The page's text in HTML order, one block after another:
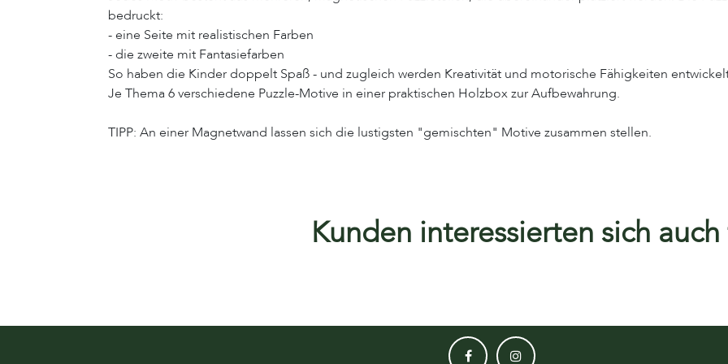
bedruckt:
- eine Seite mit realistischen Farben
- die zweite mit Fantasiefarben
So haben die Kinder doppelt Spaß - und zugleich werden Kreativität und motorische Fähigkeiten
Je Thema 6 verschiedene Puzzle-Motive in einer praktischen Holzbox zur Aufbewahrung.
TIPP: An einer Magnetwand lassen sich die lustigsten "gemischten" Motive zusammen stellen.
Kunden interessierten sich auch